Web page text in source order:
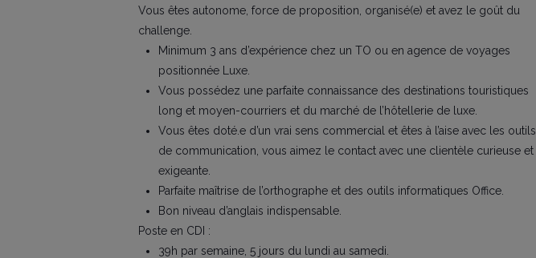
Vous êtes autonome, force de proposition, organisé(e) et avez le goût du
challenge.
Minimum 3 ans d’expérience chez un TO ou en agence de voyages
positionnée Luxe.
Vous possédez une parfaite connaissance des destinations touristiques
long et moyen-courriers et du marché de l’hôtellerie de luxe.
Vous êtes doté.e d’un vrai sens commercial et êtes à l’aise avec les outils
de communication, vous aimez le contact avec une clientèle curieuse et
exigeante.
Parfaite maîtrise de l’orthographe et des outils informatiques Office.
Bon niveau d’anglais indispensable.
Poste en CDI :
39h par semaine, 5 jours du lundi au samedi.